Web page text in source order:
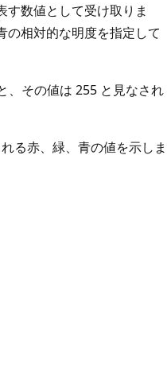
す数値として受け取りま
の相対的な明度を指定して
、その値は 255 と見なされ
る赤、緑、青の値を示しま